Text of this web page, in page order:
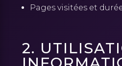
Pages visitées et
2.